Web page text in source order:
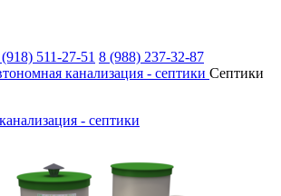
511-27-51 8 (988) 237-32-87
канализация - септики Септики
- септики